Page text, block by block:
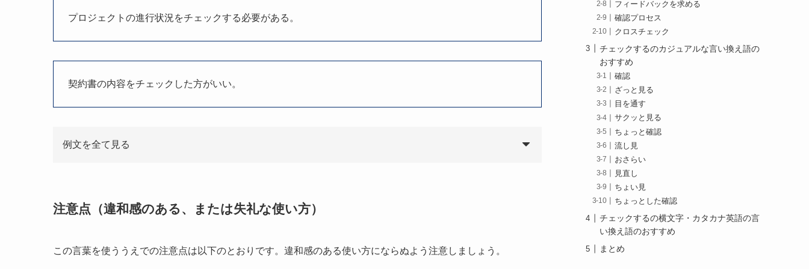
プロジェクトの進行状況をチェックする必要がある。
契約書の内容をチェックした方がいい。
例文を全て見る
注意点（違和感のある、または失礼な使い方）
この言葉を使ううえでの注意点は以下のとおりです。違和感のある使い方にならぬよう注意しましょう。
フィードバックを求める
確認プロセス
クロスチェック
チェックするのカジュアルな言い換え語の
おすすめ
確認
ざっと見る
目を通す
サクッと見る
ちょっと確認
流し見
おさらい
見直し
ちょい見
ちょっとした確認
チェックするの横文字・カタカナ英語の言
い換え語のおすすめ
まとめ